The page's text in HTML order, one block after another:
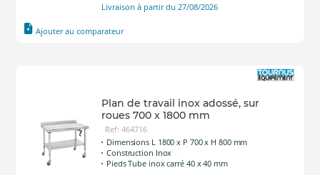
Livraison à partir du 27/08/2026
Ajouter au comparateur
Plan de travail inox adossé, sur
roues 700 x 1800 mm
Ref: 464716
Dimensions L 1800 x P 700 x H 800 mm
Construction Inox
Pieds Tube inox carré 40 x 40 mm